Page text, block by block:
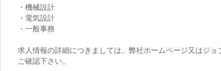
・機械設計
・電気設計
・一般事務
求人情報の詳細につきましては、弊社ホームページ又はジョ
ご確認下さい。